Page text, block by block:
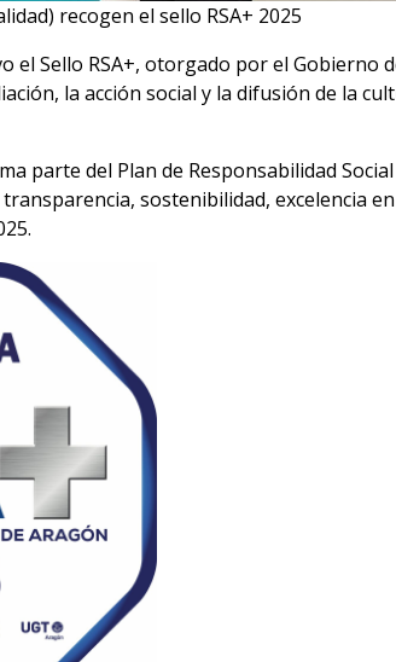
recogen el sello RSA+ 2025
Sello RSA+, otorgado por el Gobierno
la acción social y la difusión de la
parte del Plan de Responsabilidad
sostenibilidad, excelencia